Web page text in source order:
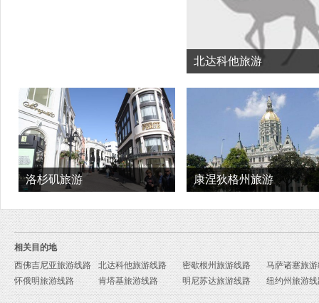
北达科他旅游
洛杉矶旅游 康涅狄格州旅游
相关目的地
西佛吉尼亚旅游线路
北达科他旅游线路 密歇根州旅游线路
马萨诸塞旅
怀俄明旅游线路
肯塔基旅游线路 明尼苏达旅游线路 纽约州旅游